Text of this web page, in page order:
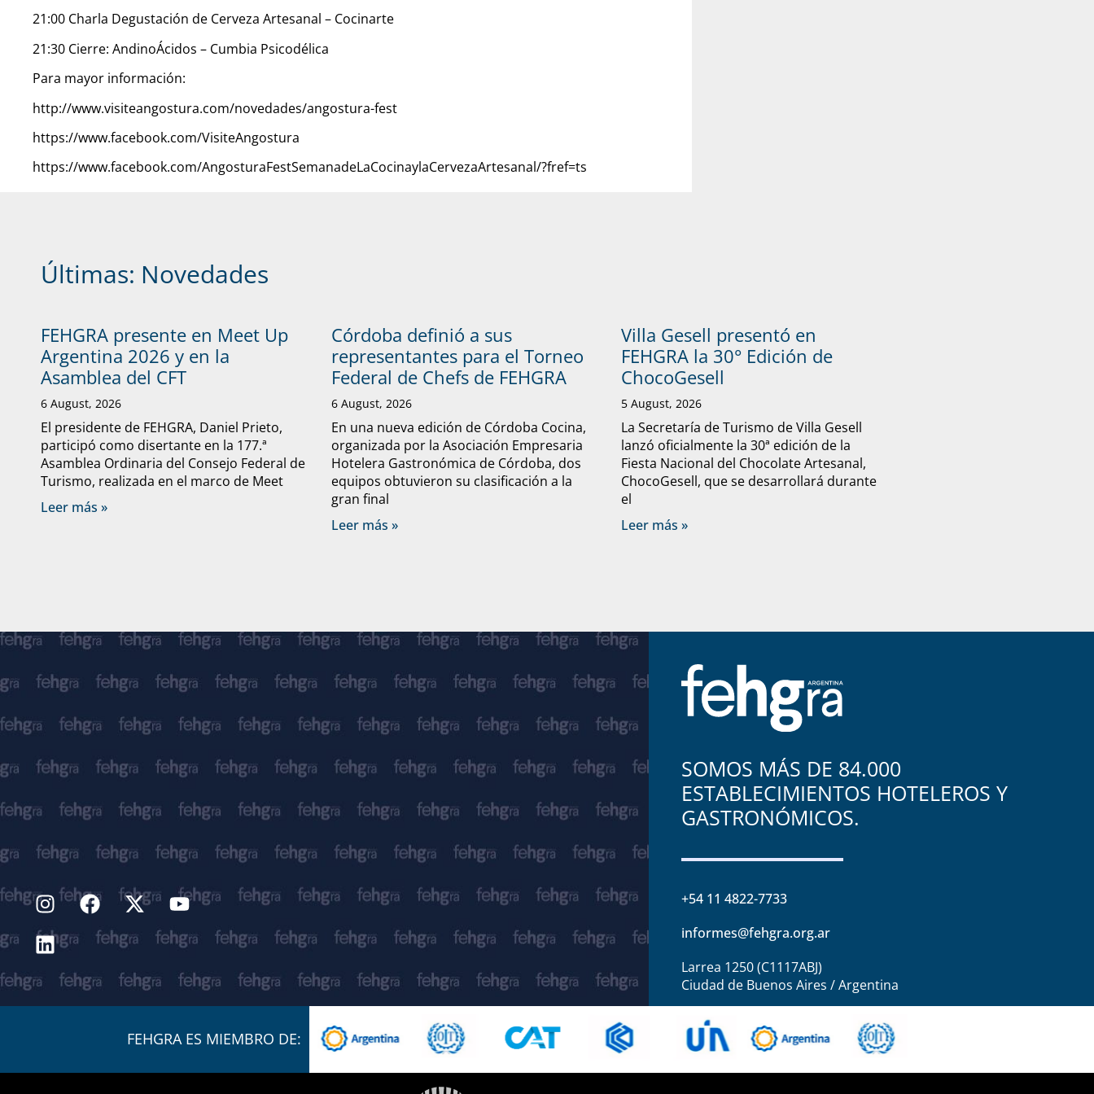
21:00 Charla Degustación de Cerveza Artesanal – Cocinarte
21:30 Cierre: AndinoÁcidos – Cumbia Psicodélica
Para mayor información:
http://www.visiteangostura.com/novedades/angostura-fest
https://www.facebook.com/VisiteAngostura
https://www.facebook.com/AngosturaFestSemanadeLaCocinaylaCervezaArtesanal/?fref=ts
Últimas: Novedades
FEHGRA presente en Meet Up
Argentina 2026 y en la
Asamblea del CFT
6 August, 2026
El presidente de FEHGRA, Daniel Prieto,
participó como disertante en la 177.ª
Asamblea Ordinaria del Consejo Federal de
Turismo, realizada en el marco de Meet
Leer más »
Córdoba definió a sus
representantes para el Torneo
Federal de Chefs de FEHGRA
6 August, 2026
En una nueva edición de Córdoba Cocina,
organizada por la Asociación Empresaria
Hotelera Gastronómica de Córdoba, dos
equipos obtuvieron su clasificación a la
gran final
Leer más »
Villa Gesell presentó en
FEHGRA la 30° Edición de
ChocoGesell
5 August, 2026
La Secretaría de Turismo de Villa Gesell
lanzó oficialmente la 30ª edición de la
Fiesta Nacional del Chocolate Artesanal,
ChocoGesell, que se desarrollará durante
el
Leer más »
SOMOS MÁS DE 84.000
ESTABLECIMIENTOS HOTELEROS Y
GASTRONÓMICOS.
+54 11 4822-7733
informes@fehgra.org.ar
Larrea 1250 (C1117ABJ)
Ciudad de Buenos Aires / Argentina
FEHGRA ES MIEMBRO DE: